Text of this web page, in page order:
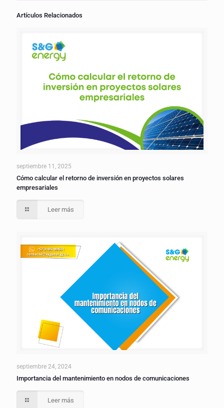
Artículos Relacionados
septiembre 11, 2025
Cómo calcular el retorno de inversión en proyectos solares
empresariales
Leer más
septiembre 24, 2024
Importancia del mantenimiento en nodos de comunicaciones
Leer más